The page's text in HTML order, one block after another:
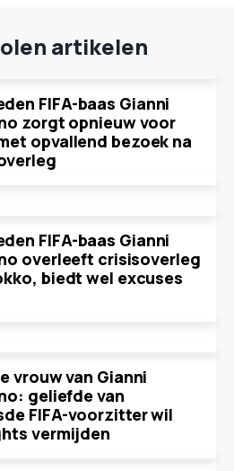
artikelen
FIFA-baas Gianni
zorgt opnieuw voor
opvallend bezoek na
FIFA-baas Gianni
overleeft crisisoverleg
biedt wel excuses
vrouw van Gianni
geliefde van
FIFA-voorzitter wil
vermijden